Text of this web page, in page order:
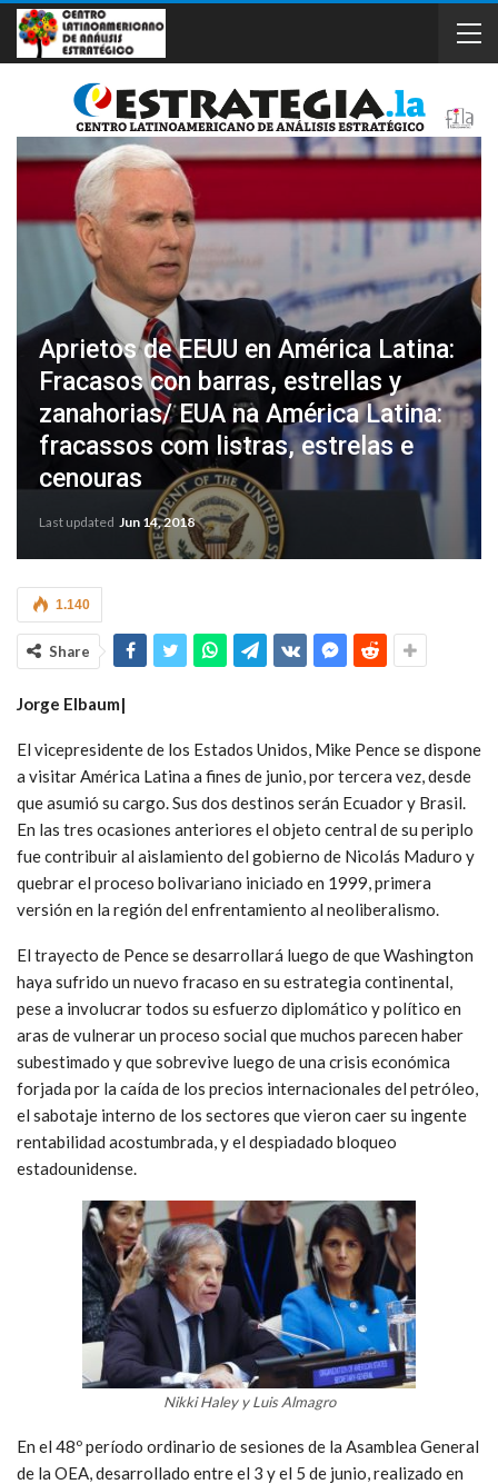
Aprietos de EEUU en América Latina:
Fracasos con barras, estrellas y
zanahorias/ EUA na América Latina:
fracassos com listras, estrelas e
cenouras
Last updated Jun 14, 2018
1.140
Share
Jorge Elbaum|
El vicepresidente de los Estados Unidos, Mike Pence se dispone
a visitar América Latina a fines de junio, por tercera vez, desde
que asumió su cargo. Sus dos destinos serán Ecuador y Brasil.
En las tres ocasiones anteriores el objeto central de su periplo
fue contribuir al aislamiento del gobierno de Nicolás Maduro y
quebrar el proceso bolivariano iniciado en 1999, primera
versión en la región del enfrentamiento al neoliberalismo.
El trayecto de Pence se desarrollará luego de que Washington
haya sufrido un nuevo fracaso en su estrategia continental,
pese a involucrar todos su esfuerzo diplomático y político en
aras de vulnerar un proceso social que muchos parecen haber
subestimado y que sobrevive luego de una crisis económica
forjada por la caída de los precios internacionales del petróleo,
el sabotaje interno de los sectores que vieron caer su ingente
rentabilidad acostumbrada, y el despiadado bloqueo
estadounidense.
Nikki Haley y Luis Almagro
En el 48º período ordinario de sesiones de la Asamblea General
de la OEA, desarrollado entre el 3 y el 5 de junio, realizado en